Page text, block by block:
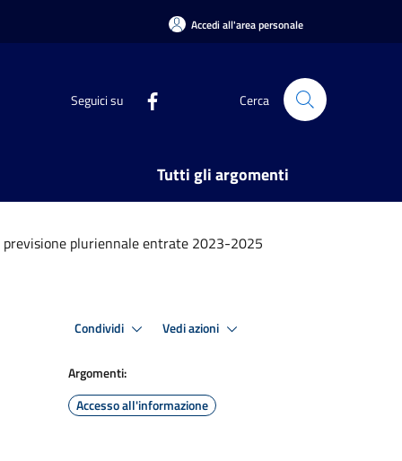
Accedi all'area personale
Seguici su Cerca
Tutti gli argomenti
previsione pluriennale entrate 2023-2025
Condividi Vedi azioni
Argomenti:
Accesso all'informazione